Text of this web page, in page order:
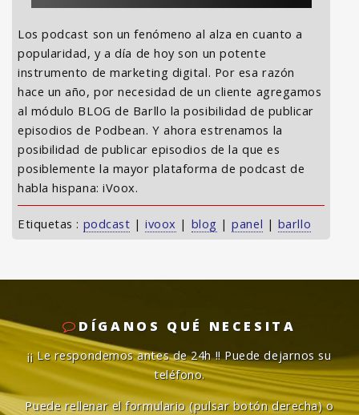
Los podcast son un fenómeno al alza en cuanto a
popularidad, y a día de hoy son un potente
instrumento de marketing digital. Por esa razón
hace un año, por necesidad de un cliente agregamos
al módulo BLOG de Barllo la posibilidad de publicar
episodios de Podbean. Y ahora estrenamos la
posibilidad de publicar episodios de la que es
posiblemente la mayor plataforma de podcast de
habla hispana: iVoox.
Etiquetas : podcast |ivoox | blog |panel | barllo
DÍGANOS QUÉ NECESITA
¡¡ Le respondemos antes de 24h !!Puede dejarnos su
teléfono.
Puede rellenar el formulario (pulsar botón derecha) o